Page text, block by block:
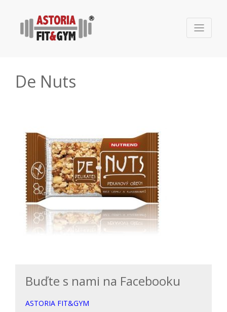
De Nuts
Buďte s nami na Facebooku
ASTORIA FIT&GYM